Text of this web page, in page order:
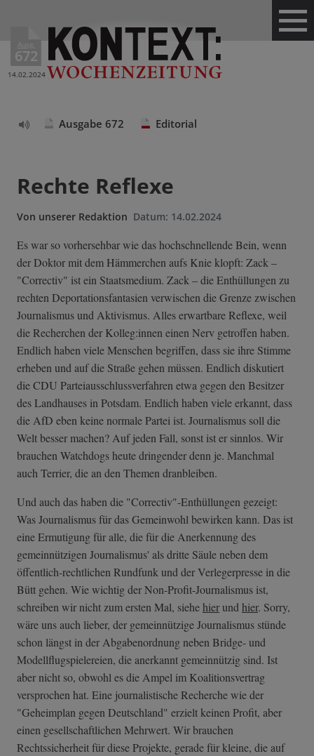
Ausg.
672
14.02.2024
Ausgabe 672 Editorial
Rechte Reflexe
Von unserer Redaktion Datum: 14.02.2024
Es war so vorhersehbar wie das hochschnellende Bein, wenn
der Doktor mit dem Hämmerchen aufs Knie klopft: Zack –
"Correctiv" ist ein Staatsmedium. Zack – die Enthüllungen zu
rechten Deportationsfantasien verwischen die Grenze zwischen
Journalismus und Aktivismus. Alles erwartbare Reflexe, weil
die Recherchen der Kolleg:innen einen Nerv getroffen haben.
Endlich haben viele Menschen begriffen, dass sie ihre Stimme
erheben und auf die Straße gehen müssen. Endlich diskutiert
die CDU Parteiausschlussverfahren etwa gegen den Besitzer
des Landhauses in Potsdam. Endlich haben viele erkannt, dass
die AfD eben keine normale Partei ist. Journalismus soll die
Welt besser machen? Auf jeden Fall, sonst ist er sinnlos. Wir
brauchen Watchdogs heute dringender denn je. Manchmal
auch Terrier, die an den Themen dranbleiben.
Und auch das haben die "Correctiv"-Enthüllungen gezeigt:
Was Journalismus für das Gemeinwohl bewirken kann. Das ist
eine Ermutigung für alle, die für die Anerkennung des
gemeinnützigen Journalismus' als dritte Säule neben dem
öffentlich-rechtlichen Rundfunk und der Verlegerpresse in die
Bütt gehen. Wie wichtig der Non-Profit-Journalismus ist,
schreiben wir nicht zum ersten Mal, siehehierundhier. Sorry,
wäre uns auch lieber, der gemeinnützige Journalismus stünde
schon längst in der Abgabenordnung neben Bridge- und
Modellflugspielereien, die anerkannt gemeinnützig sind. Ist
aber nicht so, obwohl es die Ampel im Koalitionsvertrag
versprochen hat. Eine journalistische Recherche wie der
"Geheimplan gegen Deutschland" erzielt keinen Profit, aber
einen gesellschaftlichen Mehrwert. Wir brauchen
Rechtssicherheit für diese Projekte, gerade für kleine, die auf